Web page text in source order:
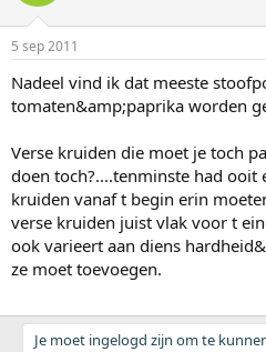
5 sep 2011
Nadeel vind ik dat meeste
tomaten&amp;paprika worden
Verse kruiden die moet je toch
doen toch?....tenminste had
kruiden vanaf t begin erin
verse kruiden juist vlak voor t
ook varieert aan diens
ze moet toevoegen.
Je moet ingelogd zijn om te